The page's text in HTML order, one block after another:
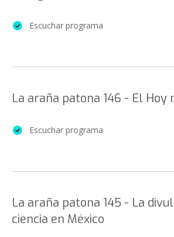
Escuchar programa
La araña patona 146 - El Hoy
Escuchar programa
La araña patona 145 - La
ciencia en México